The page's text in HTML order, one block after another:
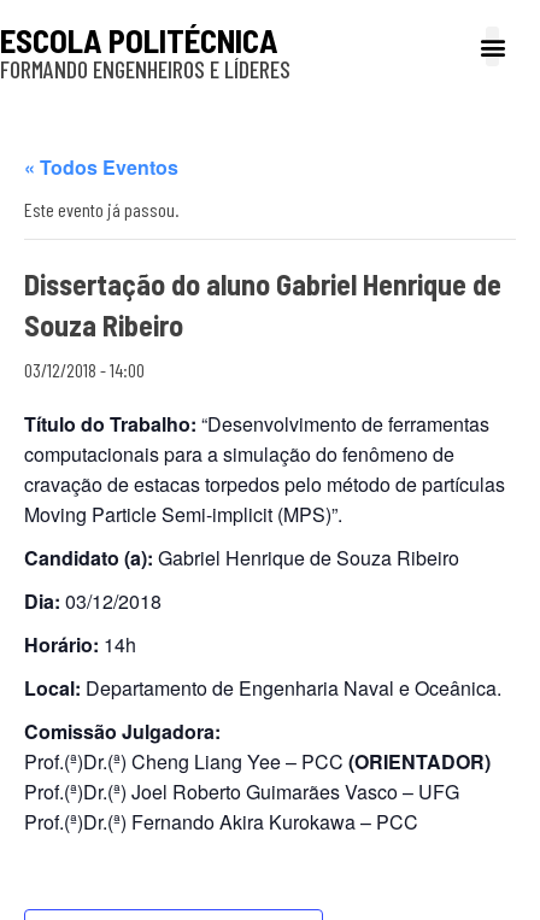
ESCOLA POLITÉCNICA
FORMANDO ENGENHEIROS E LÍDERES
« Todos Eventos
Este evento já passou.
Dissertação do aluno Gabriel Henrique de
Souza Ribeiro
03/12/2018 - 14:00
Título do Trabalho: “Desenvolvimento de ferramentas
computacionais para a simulação do fenômeno de
cravação de estacas torpedos pelo método de partículas
Moving Particle Semi-implicit (MPS)”.
Candidato (a): Gabriel Henrique de Souza Ribeiro
Dia: 03/12/2018
Horário: 14h
Local: Departamento de Engenharia Naval e Oceânica.
Comissão Julgadora:
Prof.(ª)Dr.(ª) Cheng Liang Yee – PCC (ORIENTADOR)
Prof.(ª)Dr.(ª) Joel Roberto Guimarães Vasco – UFG
Prof.(ª)Dr.(ª) Fernando Akira Kurokawa – PCC